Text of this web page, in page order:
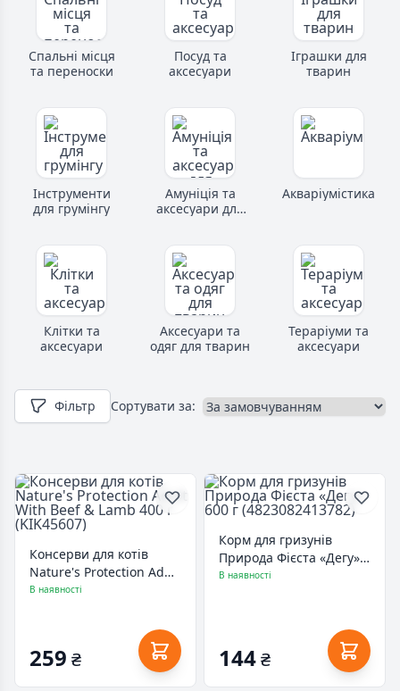
Спальні місця
та переноски
Посуд та
аксесуари
Іграшки для
тварин
Інструменти
для грумінгу
Амуніція та
аксесуари для
Акваріумістика
Клітки та
аксесуари
Аксесуари та
одяг для тварин
Тераріуми та
аксесуари
Фільтр Сортувати за:
Консерви для котів
Nature's Protection Adult
With Beef & Lamb 400 г
В наявності
259 ₴
Корм для гризунів
Природа Фієста «Дегу»
600 г (4823082413782)
В наявності
144₴